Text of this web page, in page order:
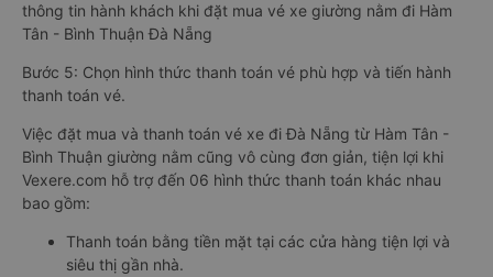
thông tin hành khách khi đặt mua vé xe giường nằm đi Hàm
Tân - Bình Thuận Đà Nẵng
Bước 5: Chọn hình thức thanh toán vé phù hợp và tiến hành
thanh toán vé.
Việc đặt mua và thanh toán vé xe đi Đà Nẵng từ Hàm Tân -
Bình Thuận giường nằm cũng vô cùng đơn giản, tiện lợi khi
Vexere.com hỗ trợ đến 06 hình thức thanh toán khác nhau
bao gồm:
Thanh toán bằng tiền mặt tại các cửa hàng tiện lợi và
siêu thị gần nhà.